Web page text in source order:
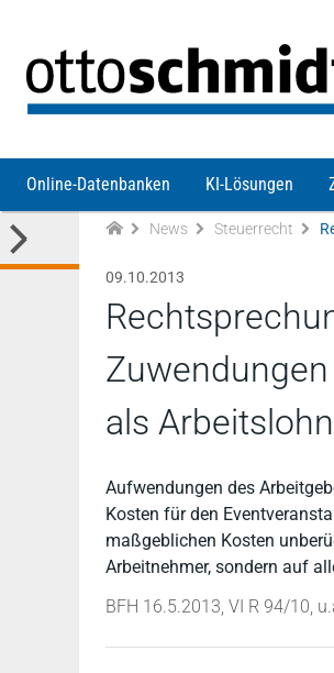
Online-Datenbanken KI-Lösungen
News Steuerrecht
09.10.2013
als Arbeitslohn
Aufwendungen des
Kosten für den
maßgeblichen Kosten
Arbeitnehmer, sondern auf
BFH 16.5.2013, VI R 94/10,